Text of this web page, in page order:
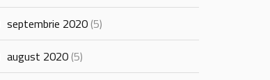
septembrie 2020 (5)
august 2020 (5)